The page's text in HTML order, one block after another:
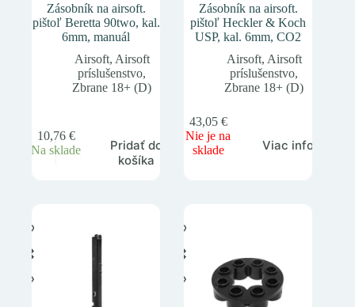
Zásobník na airsoft.
pištoľ Beretta 90two, kal.
6mm, manuál
Airsoft, Airsoft
príslušenstvo,
Zbrane 18+ (D)
10,76 €
Na sklade
Pridať do
košíka
Zásobník na airsoft.
pištoľ Heckler & Koch
USP, kal. 6mm, CO2
Airsoft, Airsoft
príslušenstvo,
Zbrane 18+ (D)
43,05 €
Nie je na
sklade
Viac info